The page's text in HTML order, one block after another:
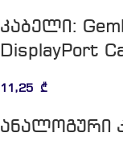
კაბელი:
DisplayPort
11,25 ₾
ანალოგური